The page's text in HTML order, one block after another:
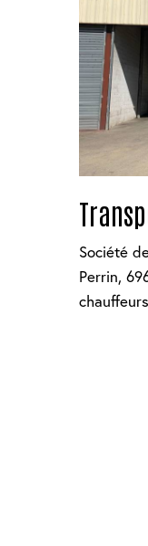
Société
Perrin,
chauffeurs